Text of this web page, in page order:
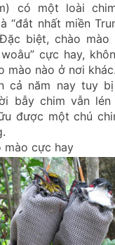
có một loài
“đắt nhất miền
biệt, chào
cực hay,
mào nào ở nơi khác.
cả năm nay tuy
bẫy chim vẫn
được một chú
mào cực hay